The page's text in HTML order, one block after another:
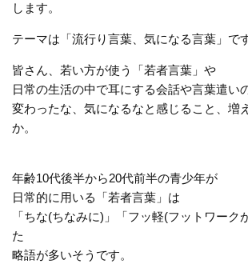
します。
テーマは「流行り言葉、気になる言葉」です
皆さん、若い方が使う「若者言葉」や
日常の生活の中で耳にする会話や言葉遣い
変わったな、気になるなと感じること、増
か。
年齢10代後半から20代前半の青少年が
日常的に用いる「若者言葉」は
「ちな(ちなみに)」「フッ軽(フットワーク
た
略語が多いそうです。